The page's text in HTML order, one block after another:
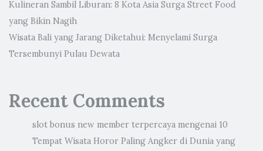
Kulineran Sambil Liburan: 8 Kota Asia Surga Street Food
yang Bikin Nagih
Wisata Bali yang Jarang Diketahui: Menyelami Surga
Tersembunyi Pulau Dewata
Recent Comments
slot bonus new member terpercaya mengenai 10
Tempat Wisata Horor Paling Angker di Dunia yang